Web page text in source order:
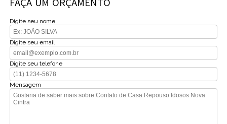
Digite seu nome
Digite seu email
Digite seu telefone
Mensagem